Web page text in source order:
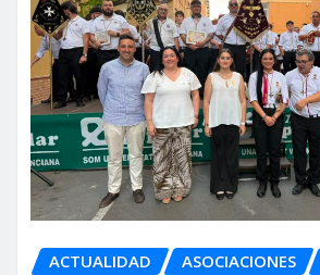
ACTUALIDAD ASOCIACIONES